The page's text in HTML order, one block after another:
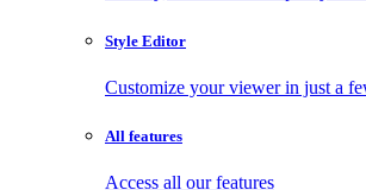
Style Editor
Customize your viewer in just a
All features
Access all our features